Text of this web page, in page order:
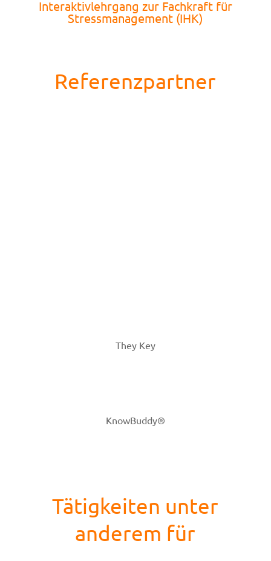
Interaktivlehrgang zur Fachkraft für
Stressmanagement (IHK)
Referenzpartner
They Key
KnowBuddy®
Tätigkeiten unter
anderem für